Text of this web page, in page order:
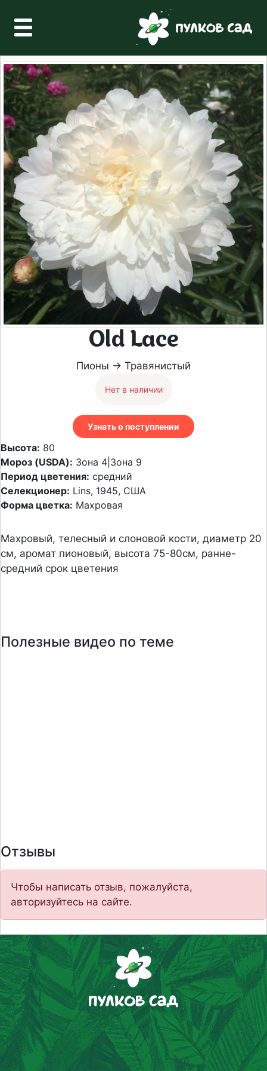
Old Lace
Пионы → Травянистый
Нет в наличии
Узнать о поступлении
Высота: 80
Мороз (USDA): Зона 4|Зона 9
Период цветения: средний
Селекционер: Lins, 1945, США
Форма цветка: Махровая
Махровый, телесный и слоновой кости, диаметр 20
см, аромат пионовый, высота 75-80см, ранне-
средний срок цветения
Полезные видео по теме
Отзывы
Чтобы написать отзыв, пожалуйста,
авторизуйтесь на сайте.